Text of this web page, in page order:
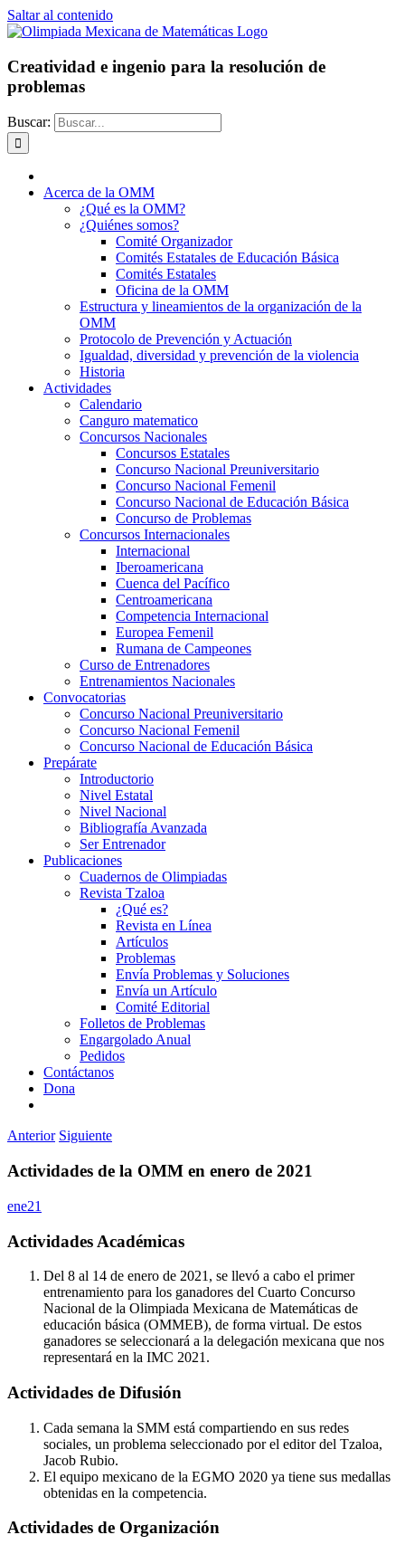
Saltar al contenido
Creatividad e ingenio para la resolución de
problemas
Buscar:
Acerca de la OMM
¿Qué es la OMM?
¿Quiénes somos?
Comité Organizador
Comités Estatales de Educación Básica
Comités Estatales
Oficina de la OMM
Estructura y lineamientos de la organización de la
OMM
Protocolo de Prevención y Actuación
Igualdad, diversidad y prevención de la violencia
Historia
Actividades
Calendario
Canguro matematico
Concursos Nacionales
Concursos Estatales
Concurso Nacional Preuniversitario
Concurso Nacional Femenil
Concurso Nacional de Educación Básica
Concurso de Problemas
Concursos Internacionales
Internacional
Iberoamericana
Cuenca del Pacífico
Centroamericana
Competencia Internacional
Europea Femenil
Rumana de Campeones
Curso de Entrenadores
Entrenamientos Nacionales
Convocatorias
Concurso Nacional Preuniversitario
Concurso Nacional Femenil
Concurso Nacional de Educación Básica
Prepárate
Introductorio
Nivel Estatal
Nivel Nacional
Bibliografía Avanzada
Ser Entrenador
Publicaciones
Cuadernos de Olimpiadas
Revista Tzaloa
¿Qué es?
Revista en Línea
Artículos
Problemas
Envía Problemas y Soluciones
Envía un Artículo
Comité Editorial
Folletos de Problemas
Engargolado Anual
Pedidos
Contáctanos
Dona
Anterior Siguiente
Actividades de la OMM en enero de 2021
ene21
Actividades Académicas
Del 8 al 14 de enero de 2021, se llevó a cabo el primer
entrenamiento para los ganadores del Cuarto Concurso
Nacional de la Olimpiada Mexicana de Matemáticas de
educación básica (OMMEB), de forma virtual. De estos
ganadores se seleccionará a la delegación mexicana que nos
representará en la IMC 2021.
Actividades de Difusión
Cada semana la SMM está compartiendo en sus redes
sociales, un problema seleccionado por el editor del Tzaloa,
Jacob Rubio.
El equipo mexicano de la EGMO 2020 ya tiene sus medallas
obtenidas en la competencia.
Actividades de Organización